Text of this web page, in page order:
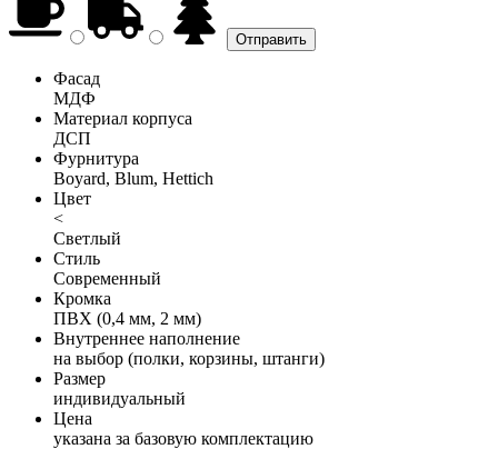
Фасад
МДФ
Материал корпуса
ДСП
Фурнитура
Boyard, Blum, Hettich
Цвет
<
Светлый
Стиль
Современный
Кромка
ПВХ (0,4 мм, 2 мм)
Внутреннее наполнение
на выбор (полки, корзины, штанги)
Размер
индивидуальный
Цена
указана за базовую комплектацию